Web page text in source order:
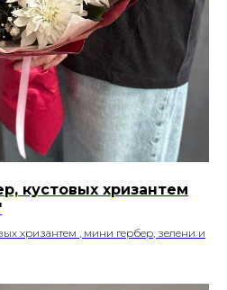
кустовых хризантем
хризантем , мини гербер, зелени и